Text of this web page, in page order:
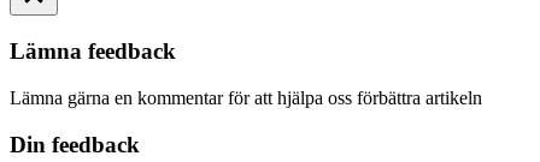
Lämna feedback
Lämna gärna en kommentar för att hjälpa oss förbättra artikeln
Din feedback